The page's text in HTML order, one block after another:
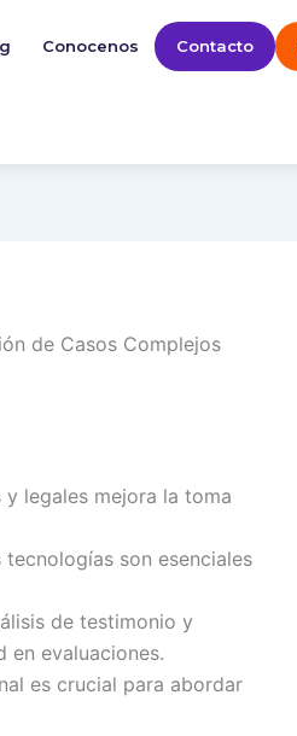
Conocenos Contacto
de Casos Complejos
legales mejora la toma
son esenciales
de testimonio y
evaluaciones.
es crucial para abordar